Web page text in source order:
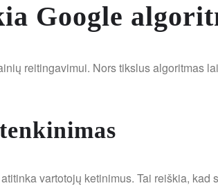
Google
reitingavimui. Nors tikslus algoritmas
vartotojų ketinimus. Tai reiškia, kad